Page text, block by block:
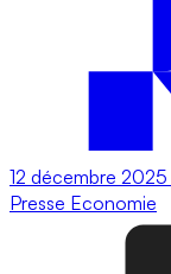
12 décembre 2025
Presse Economie